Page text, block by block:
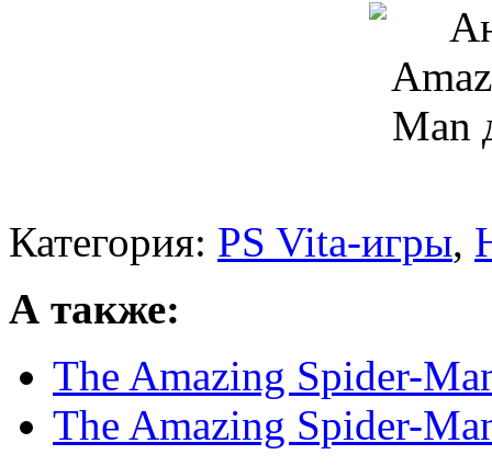
Категория: PS Vita-игры,
А также:
The Amazing Spider-
The Amazing Spider-